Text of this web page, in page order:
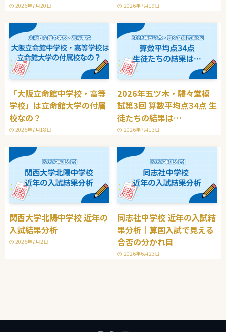
2026年7月20日 2026年7月19日
「大阪立命館中学校・高等
学校」は立命館大学の付属
校なの？
2026年7月18日
2026年五ツ木・駸々堂模
試第3回 算数平均点34点 生
徒たちの結果は…
2026年7月13日
関西大学北陽中学校 近年の
入試結果分析
2026年7月2日
同志社中学校 近年の入試結
果分析｜算国入試で見える
合否の分かれ目
2026年6月23日